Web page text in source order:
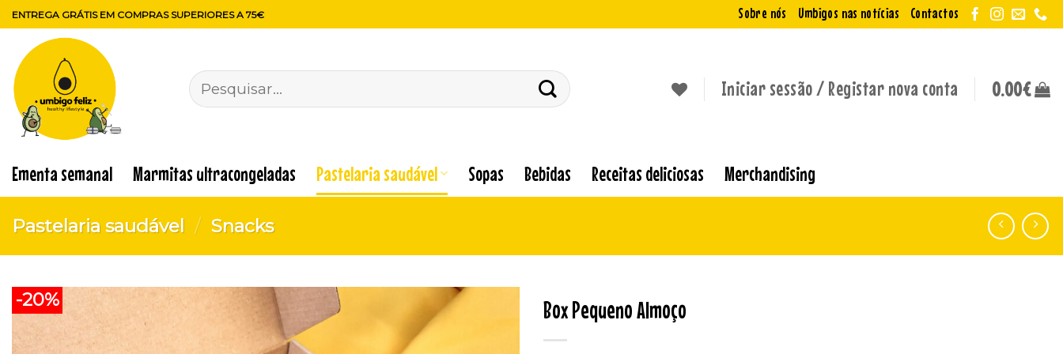
Skip
to
content
ENTREGA GRÁTIS EM COMPRAS SUPERIORES A 75€ Sobre nós Umbigos nas notícias Contactos
Pesquisar
por:
Iniciar sessão / Registar nova conta 0.00€
Ementa semanal Marmitas ultracongeladas Pastelaria saudável Sopas Bebidas Receitas deliciosas Merchandising
Pastelaria saudável / Snacks
-20% Box Pequeno Almoço